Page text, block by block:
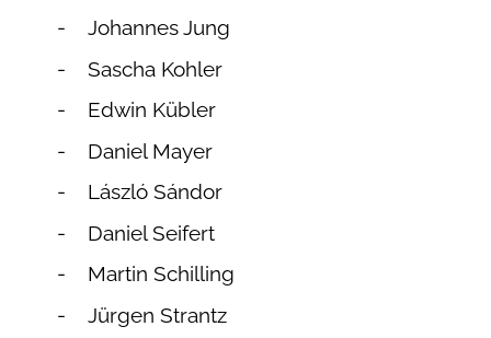
Johannes Jung
Sascha Kohler
Edwin Kübler
Daniel Mayer
László Sándor
Daniel Seifert
Martin Schilling
Jürgen Strantz